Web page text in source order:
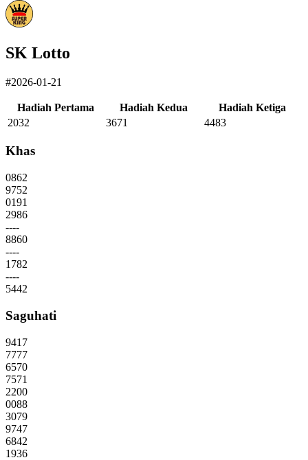
SK Lotto
#2026-01-21
Hadiah Pertama Hadiah Kedua
Hadiah Ketiga
2032
3671 4483
Khas
0862
9752
0191
2986
----
8860
----
1782
----
5442
Saguhati
9417
7777
6570
7571
2200
0088
3079
9747
6842
1936